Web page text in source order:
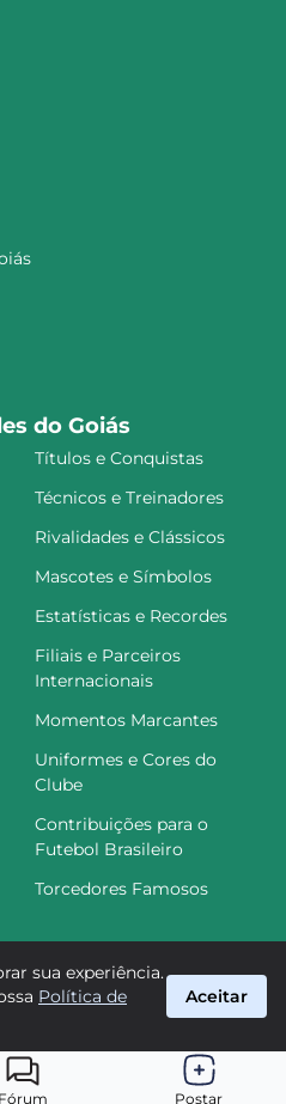
Fórum Postar
do Goiás
Títulos e Conquistas
Técnicos e Treinadores
Rivalidades e Clássicos
Mascotes e Símbolos
Estatísticas e Recordes
Filiais e Parceiros
Internacionais
Momentos Marcantes
Uniformes e Cores do
Clube
Contribuições para o
Futebol Brasileiro
Torcedores Famosos
os direitos reservados.
sua experiência.
Política de
Aceitar